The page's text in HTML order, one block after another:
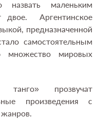
маленьким
двое. Аргентинское
предназначенной
самостоятельным
множество мировых
прозвучат
произведения с